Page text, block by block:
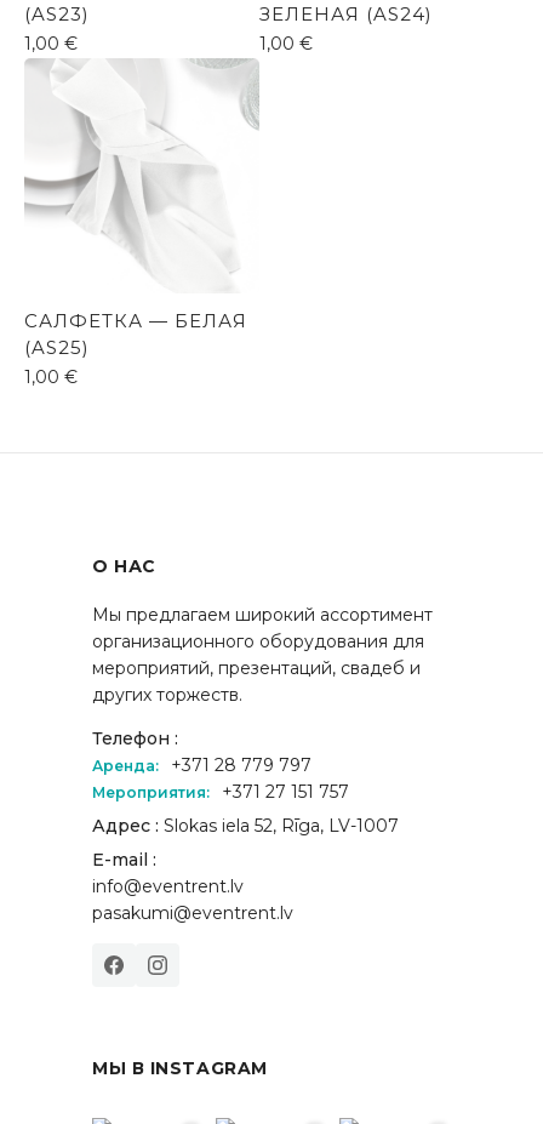
(AS23)
1,00 €
ЗЕЛЕНАЯ (AS24)
1,00 €
САЛФЕТКА — БЕЛАЯ
(AS25)
1,00 €
О НАС
Мы предлагаем широкий ассортимент
организационного оборудования для
мероприятий, презентаций, свадеб и
других торжеств.
Телефон :
Аренда: +371 28 779 797
Мероприятия:
+371 27 151 757
Адрес : Slokas iela 52, Rīga, LV-1007
E-mail :
info@eventrent.lv
pasakumi@eventrent.lv
МЫ В INSTAGRAM